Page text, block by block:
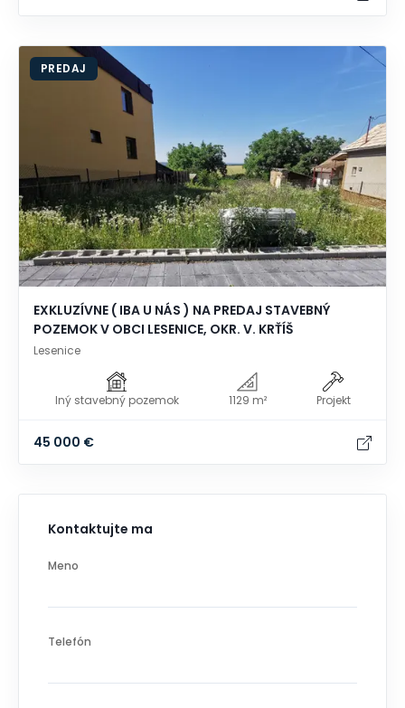
PREDAJ
EXKLUZÍVNE ( IBA U NÁS ) NA PREDAJ STAVEBNÝ
POZEMOK V OBCI LESENICE, OKR. V. KRŤÍŠ
Lesenice
Iný stavebný pozemok 1129 m² Projekt
45 000 €
Kontaktujte ma
Meno
Telefón